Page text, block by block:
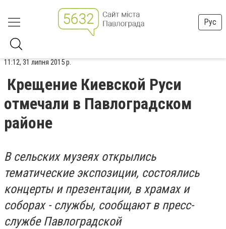
Рус
11:12, 31 липня 2015 р.
Крещение Киевской Руси
отмечали в Павлоградском
районе
В сельских музеях открылись
тематические экспозиции, состоялись
концерты и презентации, в храмах и
соборах - службы, сообщают в пресс-
службе Павлоградской